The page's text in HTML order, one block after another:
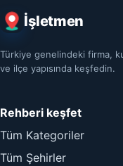
İşletmen
Türkiye genelindeki firma,
ve ilçe yapısında keşfedin.
Rehberi keşfet
Tüm Kategoriler
Tüm Şehirler